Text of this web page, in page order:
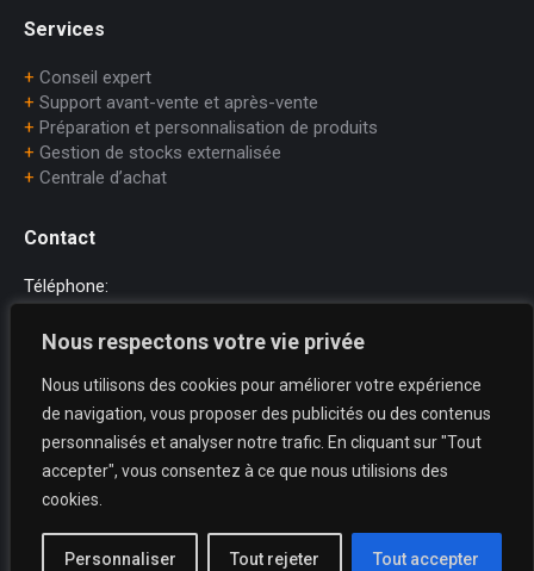
Nous respectons votre vie privée
Nous utilisons des cookies pour améliorer votre expérience
de navigation, vous proposer des publicités ou des contenus
personnalisés et analyser notre trafic. En cliquant sur "Tout
accepter", vous consentez à ce que nous utilisions des
cookies.
Personnaliser Tout rejeter Tout accepter
Services
+ Conseil expert
+ Support avant-vente et après-vente
+ Préparation et personnalisation de produits
+ Gestion de stocks externalisée
+ Centrale d’achat
Contact
Téléphone:
dataprint@dataprint.fr
Adresse:
69, avenue du Maréchal Juin
64200 BIARRITZ
Trouvez nous sur :
La La